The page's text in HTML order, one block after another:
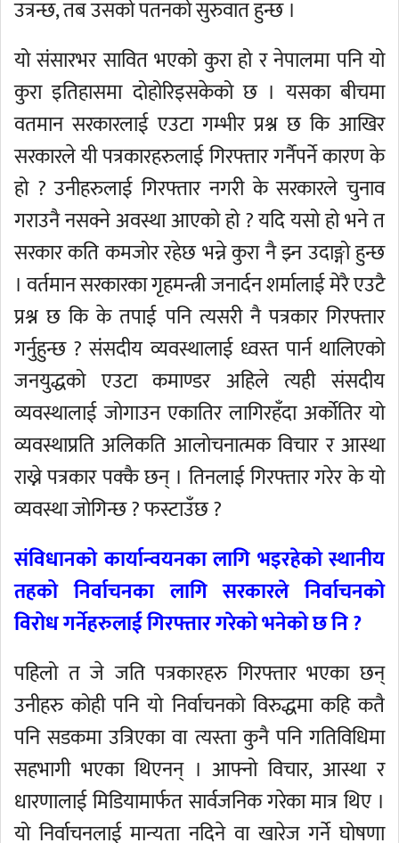
उत्रन्छ, तब उसको पतनको सुरुवात हुन्छ ।
यो संसारभर सावित भएको कुरा हो र नेपालमा पनि यो
कुरा इतिहासमा दोहोरिइसकेको छ । यसका बीचमा
वतमान सरकारलाई एउटा गम्भीर प्रश्न छ कि आखिर
सरकारले यी पत्रकारहरुलाई गिरफ्तार गर्नैपर्ने कारण के
हो ? उनीहरुलाई गिरफ्तार नगरी के सरकारले चुनाव
गराउनै नसक्ने अवस्था आएको हो ? यदि यसो हो भने त
सरकार कति कमजोर रहेछ भन्ने कुरा नै झ्न उदाङ्गो हुन्छ
। वर्तमान सरकारका गृहमन्त्री जनार्दन शर्मालाई मेरै एउटै
प्रश्न छ कि के तपाई पनि त्यसरी नै पत्रकार गिरफ्तार
गर्नुहुन्छ ? संसदीय व्यवस्थालाई ध्वस्त पार्न थालिएको
जनयुद्धको एउटा कमाण्डर अहिले त्यही संसदीय
व्यवस्थालाई जोगाउन एकातिर लागिरहँदा अर्कोतिर यो
व्यवस्थाप्रति अलिकति आलोचनात्मक विचार र आस्था
राख्ने पत्रकार पक्कै छन् । तिनलाई गिरफ्तार गरेर के यो
व्यवस्था जोगिन्छ ? फस्टाउँछ ?
संविधानको कार्यान्वयनका लागि भइरहेको स्थानीय
तहको निर्वाचनका लागि सरकारले निर्वाचनको
विरोध गर्नेहरुलाई गिरफ्तार गरेको भनेको छ नि ?
पहिलो त जे जति पत्रकारहरु गिरफ्तार भएका छन्
उनीहरु कोही पनि यो निर्वाचनको विरुद्धमा कहि कतै
पनि सडकमा उत्रिएका वा त्यस्ता कुनै पनि गतिविधिमा
सहभागी भएका थिएनन् । आफ्नो विचार, आस्था र
धारणालाई मिडियामार्फत सार्वजनिक गरेका मात्र थिए ।
यो निर्वाचनलाई मान्यता नदिने वा खारेज गर्ने घोषणा